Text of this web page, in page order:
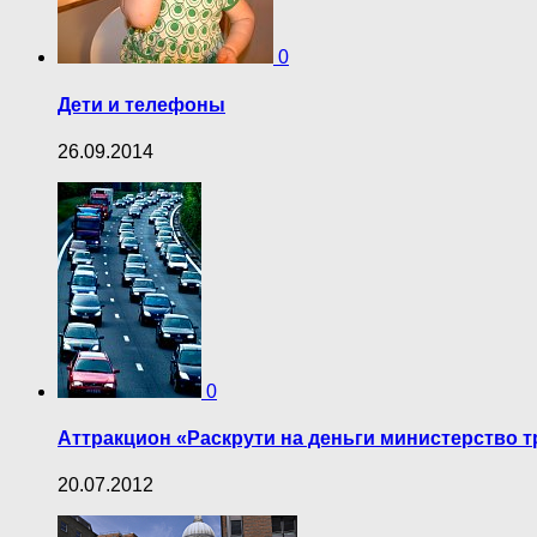
0
Дети и телефоны
26.09.2014
0
Аттракцион «Раскрути на деньги министерство
20.07.2012